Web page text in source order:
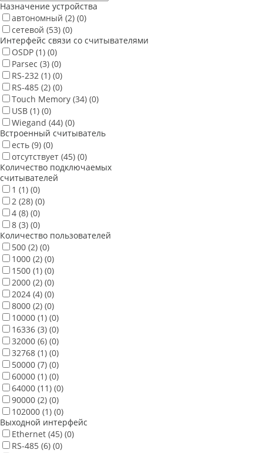
Назначение устройства
автономный (2) (0)
сетевой (53) (0)
Интерфейс связи со считывателями
OSDP (1) (0)
Parsec (3) (0)
RS-232 (1) (0)
RS-485 (2) (0)
Touch Memory (34) (0)
USB (1) (0)
Wiegand (44) (0)
Встроенный считыватель
есть (9) (0)
отсутствует (45) (0)
Количество подключаемых
считывателей
1 (1) (0)
2 (28) (0)
4 (8) (0)
8 (3) (0)
Количество пользователей
500 (2) (0)
1000 (2) (0)
1500 (1) (0)
2000 (2) (0)
2024 (4) (0)
8000 (2) (0)
10000 (1) (0)
16336 (3) (0)
32000 (6) (0)
32768 (1) (0)
50000 (7) (0)
60000 (1) (0)
64000 (11) (0)
90000 (2) (0)
102000 (1) (0)
Выходной интерфейс
Ethernet (45) (0)
RS-485 (6) (0)